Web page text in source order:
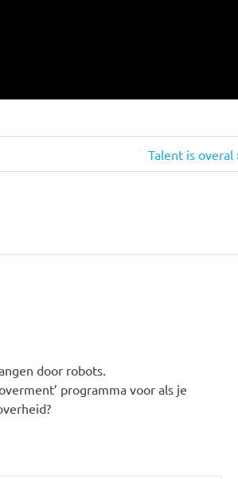
Volgende
bericht:
Talent is overal
door robots.
programma voor als je